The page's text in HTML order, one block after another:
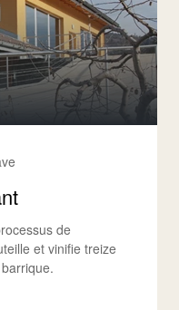
de
et vinifie treize